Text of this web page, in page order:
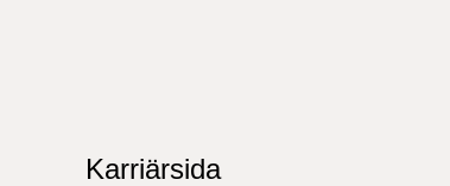
Karriärsida